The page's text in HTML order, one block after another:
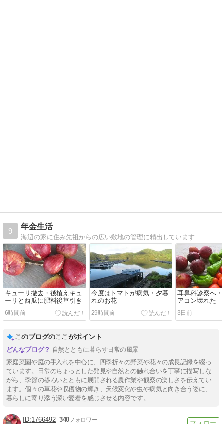
9
年金生活
海辺の家に住み先祖からの広い敷地の管理に精出しています
キューリ撤去・後植えキュ
ーリと西瓜に肥料後草引き
6時間前
今度はトマトが病気・夕暮
れのお花
29時間前
耳鼻科診察へ
アコン壊れた
3日前
このブログのここがポイント
自然とともに暮らす日常の風景
家庭菜園や庭の手入れを中心に、四季折々の野菜や花々の成長記録を綴っ
ています。日常のちょっとした発見や自然との触れ合いを丁寧に描写しな
がら、季節の移ろいとともに展開される農作業や観察の楽しさを伝えてい
ます。個々の草花や収穫物の輝き、天候変化や虫や病気と向き合う姿に、
暮らしに寄り添う深い愛着を感じさせる内容です。
1766492 340